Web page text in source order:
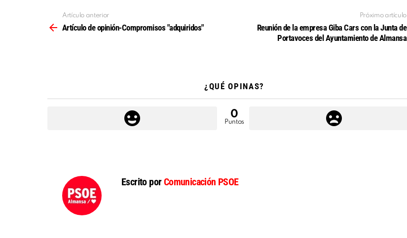
más
Artículo anterior
Artículo de opinión-Compromisos "adquiridos"
Próximo artículo
Reunión de la empresa Giba Cars con la Junta de
Portavoces del Ayuntamiento de Almansa
¿QUÉ OPINAS?
0
Puntos
Escrito porComunicación PSOE